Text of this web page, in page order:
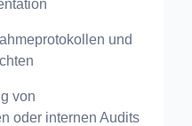
und
von
oder internen Audits